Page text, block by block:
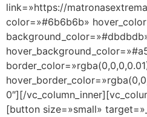
link=»https://
color=»#6b6b6b»
0″][/
[button size=»small»